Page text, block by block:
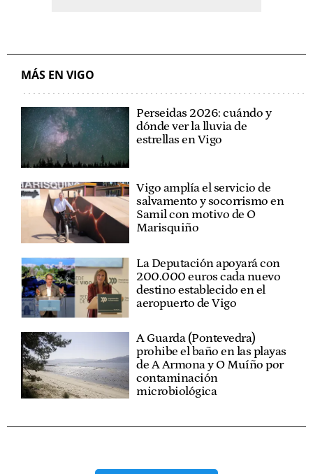
MÁS EN VIGO
Perseidas 2026: cuándo y
dónde ver la lluvia de
estrellas en Vigo
Vigo amplía el servicio de
salvamento y socorrismo en
Samil con motivo de O
Marisquiño
La Deputación apoyará con
200.000 euros cada nuevo
destino establecido en el
aeropuerto de Vigo
A Guarda (Pontevedra)
prohibe el baño en las playas
de A Armona y O Muíño por
contaminación
microbiológica